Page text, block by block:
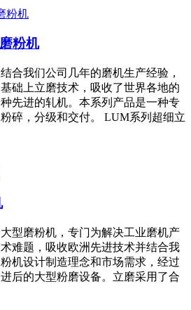
粉机
合我们公司几年的磨机生产经验，
础上立磨技术，吸收了世界各地的
先进的轧机。本系列产品是一种专
碎，分级和交付。 LUM系列超细立
型磨粉机，专门为解决工业磨机产
难题，吸收欧洲先进技术并结合我
机设计制造理念和市场需求，经过
后的大型粉磨设备。立磨采用了合